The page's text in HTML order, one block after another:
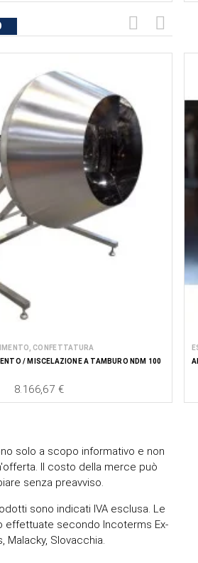
CONFETTATURA
/ MISCELAZIONE A TAMBURO NDM 100
Price
8.166,67 €
solo a scopo informativo e non
Il costo della merce può
senza preavviso.
sono indicati IVA esclusa. Le
effettuate secondo Incoterms Ex-
Malacky, Slovacchia.